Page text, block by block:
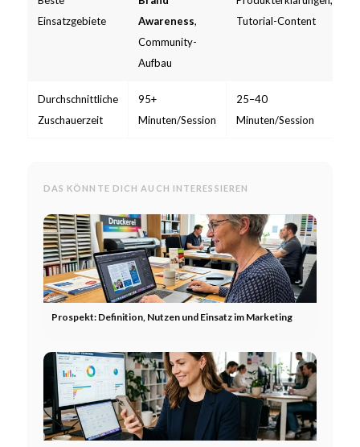
Einsatzgebiete
Awareness,
Community-
Aufbau
Tutorial-Content
Durchschnittliche
Zuschauerzeit
95+
Minuten/Session
25–40
Minuten/Session
DAS KÖNNTE DICH AUCH INTERESSIEREN
Prospekt: Definition, Nutzen und Einsatz im Marketing